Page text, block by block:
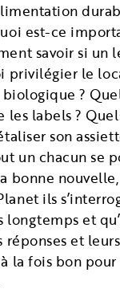
est-ce
savoir si un
privilégier le
?
labels ?
son
un chacun se
bonne nouvelle,
ils
longtemps et
et
la fois bon